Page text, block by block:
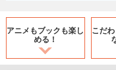
アニメもブックも楽し
める！
こだ